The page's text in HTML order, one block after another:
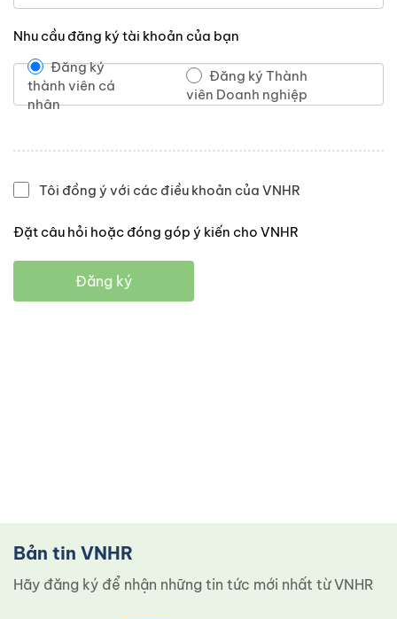
Nhu cầu đăng ký tài khoản của bạn
Đăng ký
thành viên cá
nhân
Đăng ký Thành
viên Doanh nghiệp
Tôi đồng ý với các điều khoản của VNHR
Đặt câu hỏi hoặc đóng góp ý kiến cho VNHR
Đăng ký
Bản tin VNHR
Hãy đăng ký để nhận những tin tức mới nhất từ ​​VNHR